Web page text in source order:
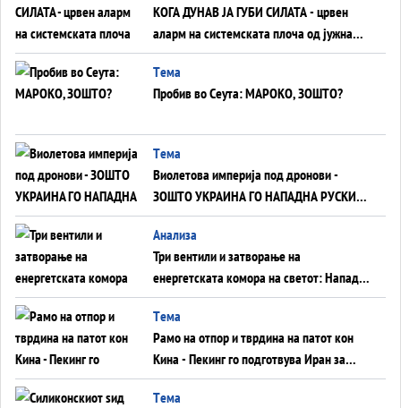
КОГА ДУНАВ ЈА ГУБИ СИЛАТА - црвен
аларм на системската плоча од јужна
Германија до Црното Море...
Tема
Пробив во Сеута: МАРОКО, ЗОШТО?
Tема
Виолетова империја под дронови -
ЗОШТО УКРАИНА ГО НАПАДНА РУСКИОТ
WILDBERRIES
Aнализа
Три вентили и затворање на
енергетската комора на светот: Нападот
во Суец најавува глобален енергетски
инфаркт?
Tема
Рамо на отпор и тврдина на патот кон
Кина - Пекинг го подготвува Иран за
американска копнена инвазија
Tема